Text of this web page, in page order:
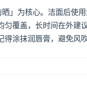
」为核心。洁面后使
匀覆盖，长时间在外
涂抹润唇膏，避免风吹